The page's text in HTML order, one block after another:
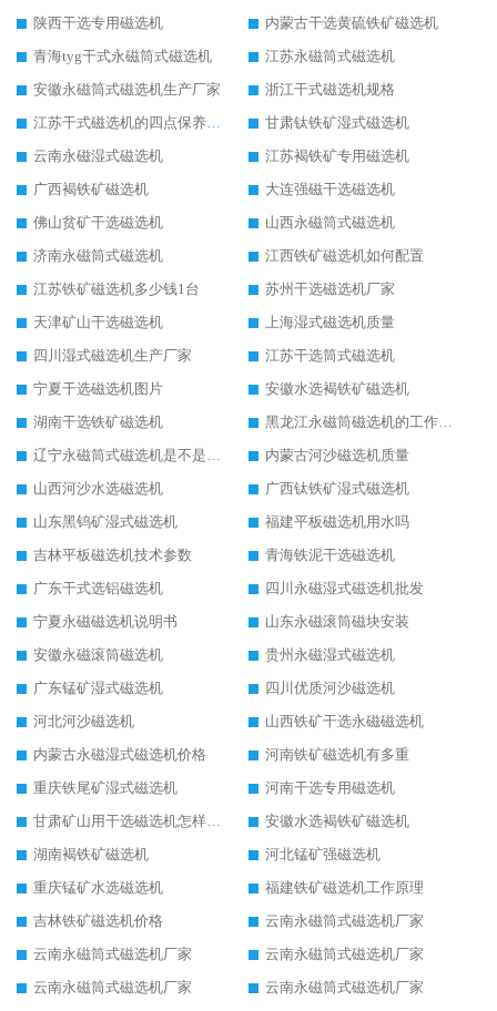
陕西干选专用磁选机
内蒙古干选黄硫铁矿磁选机
青海tyg干式永磁筒式磁选机
江苏永磁筒式磁选机
安徽永磁筒式磁选机生产厂家
浙江干式磁选机规格
江苏干式磁选机的四点保养秘籍
甘肃钛铁矿湿式磁选机
云南永磁湿式磁选机
江苏褐铁矿专用磁选机
广西褐铁矿磁选机
大连强磁干选磁选机
佛山贫矿干选磁选机
山西永磁筒式磁选机
济南永磁筒式磁选机
江西铁矿磁选机如何配置
江苏铁矿磁选机多少钱1台
苏州干选磁选机厂家
天津矿山干选磁选机
上海湿式磁选机质量
四川湿式磁选机生产厂家
江苏干选筒式磁选机
宁夏干选磁选机图片
安徽水选褐铁矿磁选机
湖南干选铁矿磁选机
黑龙江永磁筒磁选机的工作原理
辽宁永磁筒式磁选机是不是强磁
内蒙古河沙磁选机质量
山西河沙水选磁选机
广西钛铁矿湿式磁选机
山东黑钨矿湿式磁选机
福建平板磁选机用水吗
吉林平板磁选机技术参数
青海铁泥干选磁选机
广东干式选铝磁选机
四川永磁湿式磁选机批发
宁夏永磁磁选机说明书
山东永磁滚筒磁块安装
安徽永磁滚筒磁选机
贵州永磁湿式磁选机
广东锰矿湿式磁选机
四川优质河沙磁选机
河北河沙磁选机
山西铁矿干选永磁磁选机
内蒙古永磁湿式磁选机价格
河南铁矿磁选机有多重
重庆铁尾矿湿式磁选机
河南干选专用磁选机
甘肃矿山用干选磁选机怎样调磁
安徽水选褐铁矿磁选机
湖南褐铁矿磁选机
河北锰矿强磁选机
重庆锰矿水选磁选机
福建铁矿磁选机工作原理
吉林铁矿磁选机价格
云南永磁筒式磁选机厂家
云南永磁筒式磁选机厂家
云南永磁筒式磁选机厂家
云南永磁筒式磁选机厂家
云南永磁筒式磁选机厂家